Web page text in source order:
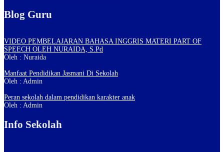
Blog Guru
VIDEO PEMBELAJARAN BAHASA INGGRIS MATERI PART OF
SPEECH OLEH NURAIDA, S.Pd
Oleh : Nuraida
Manfaat Pendidikan Jasmani Di Sekolah
Oleh : Admin
Peran sekolah dalam pendidikan karakter anak
Oleh : Admin
Info Sekolah